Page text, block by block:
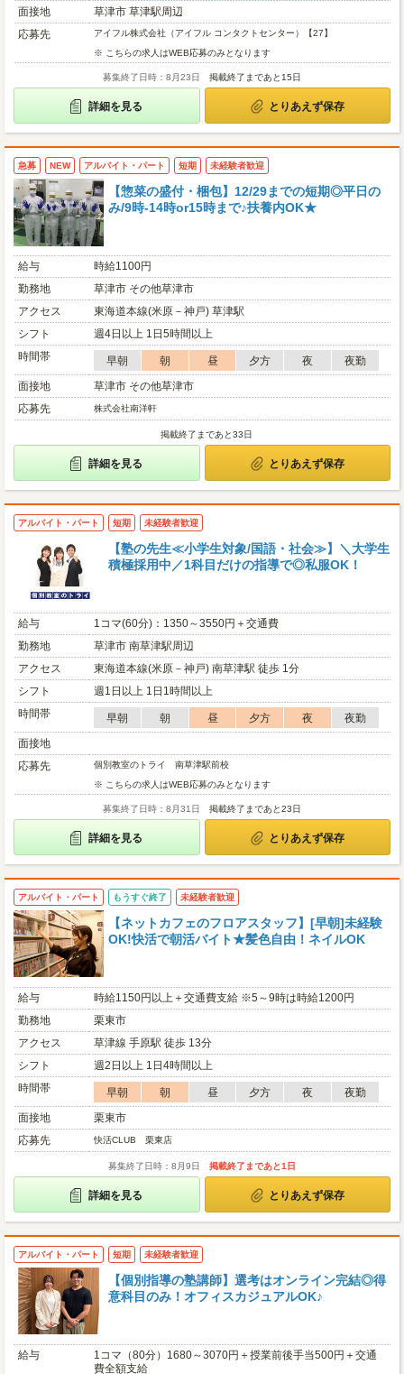
面接地
草津市 草津駅周辺
応募先
アイフル株式会社（アイフル コンタクトセンター）【27】
※ こちらの求人はWEB応募のみとなります
募集終了日時：8月23日 掲載終了まであと15日
詳細を見る とりあえず保存
急募 NEW アルバイト・パート 短期 未経験者歓迎
【惣菜の盛付・梱包】12/29までの短期◎平日の
み/9時-14時or15時まで♪扶養内OK★
給与
時給1100円
勤務地
草津市 その他草津市
アクセス
東海道本線(米原－神戸) 草津駅
シフト
週4日以上 1日5時間以上
時間帯
早朝 朝 昼 夕方 夜
夜勤
面接地
草津市 その他草津市
応募先
株式会社南洋軒
掲載終了まであと33日
詳細を見る とりあえず保存
アルバイト・パート 短期 未経験者歓迎
【塾の先生≪小学生対象/国語・社会≫】＼大学生
積極採用中／1科目だけの指導で◎私服OK！
給与
1コマ(60分)：1350～3550円＋交通費
勤務地
草津市 南草津駅周辺
アクセス
東海道本線(米原－神戸) 南草津駅 徒歩 1分
シフト
週1日以上 1日1時間以上
時間帯
早朝 朝 昼 夕方 夜
夜勤
面接地
応募先
個別教室のトライ 南草津駅前校
※ こちらの求人はWEB応募のみとなります
募集終了日時：8月31日 掲載終了まであと23日
詳細を見る とりあえず保存
アルバイト・パート もうすぐ終了 未経験者歓迎
【ネットカフェのフロアスタッフ】[早朝]未経験
OK!快活で朝活バイト★髪色自由！ネイルOK
給与
時給1150円以上＋交通費支給 ※5～9時は時給1200円
勤務地
栗東市
アクセス
草津線 手原駅 徒歩 13分
シフト
週2日以上 1日4時間以上
時間帯
早朝 朝 昼 夕方 夜
夜勤
面接地
栗東市
応募先
快活CLUB 栗東店
募集終了日時：8月9日 掲載終了まであと1日
詳細を見る とりあえず保存
アルバイト・パート 短期 未経験者歓迎
【個別指導の塾講師】選考はオンライン完結◎得
意科目のみ！オフィスカジュアルOK♪
給与
1コマ（80分）1680～3070円＋授業前後手当500円＋交通
費全額支給